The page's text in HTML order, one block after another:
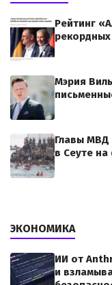
Рейтинг
Мэрия
Главы МВД
в Сеуте
ЭКОНОМИКА
ИИ от
и